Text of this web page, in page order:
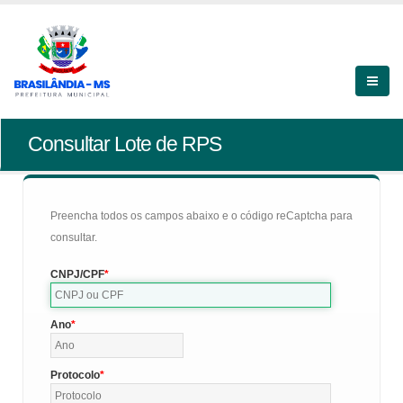
Consultar Lote de RPS
Preencha todos os campos abaixo e o código reCaptcha para
consultar.
CNPJ/CPF
Ano
Protocolo